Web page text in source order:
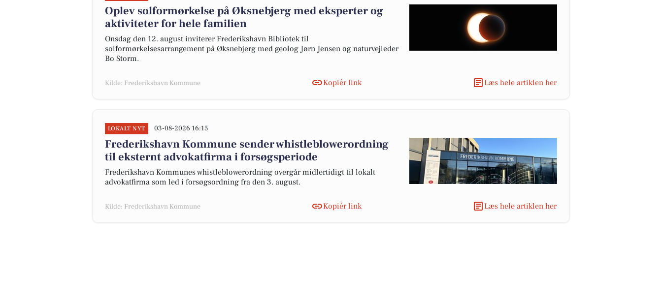
Oplev solformørkelse på Øksnebjerg med eksperter og
aktiviteter for hele familien
Onsdag den 12. august inviterer Frederikshavn Bibliotek til
solformørkelsesarrangement på Øksnebjerg med geolog Jørn Jensen og naturvejleder
Bo Storm.
Kilde: Frederikshavn Kommune Kopiér link Læs hele artiklen her
LOKALT NYT 03-08-2026 16:15
Frederikshavn Kommune sender whistleblowerordning
til eksternt advokatfirma i forsøgsperiode
Frederikshavn Kommunes whistleblowerordning overgår midlertidigt til lokalt
advokatfirma som led i forsøgsordning fra den 3. august.
Kilde: Frederikshavn Kommune Kopiér link Læs hele artiklen her